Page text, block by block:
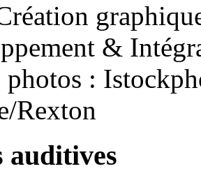
&
photos :
Rexton
auditives